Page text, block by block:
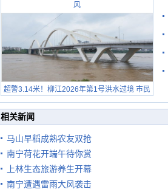
风
超警3.14米！柳江2026年第1号洪水过境 市民
在堤岸见证汛况
相关新闻
马山早稻成熟农友双抢
南宁荷花开端午待你赏
上林生态旅游养生开幕
南宁遭遇雷雨大风袭击